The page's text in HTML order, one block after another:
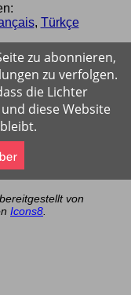
, Türkçe
zu abonnieren,
zu verfolgen.
die Lichter
diese Website
von
Icons8